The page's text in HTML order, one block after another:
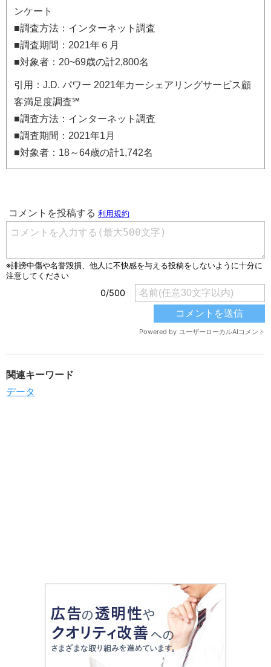
ンケート
■調査方法：インターネット調査
■調査期間：2021年６月
■対象者：20~69歳の計2,800名
引用：J.D. パワー 2021年カーシェアリングサービス顧
客満足度調査℠
■調査方法：インターネット調査
■調査期間：2021年1月
■対象者：18～64歳の計1,742名
関連キーワード
データ